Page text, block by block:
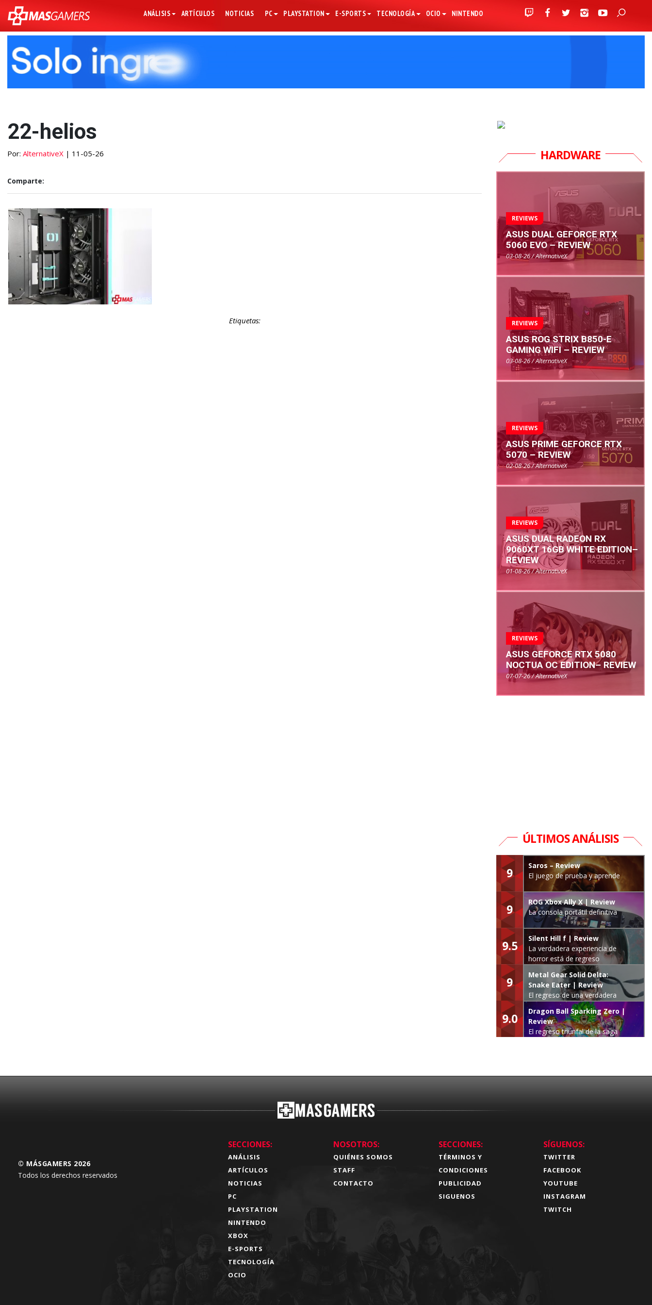
ANÁLISIS ARTÍCULOS NOTICIAS PC PLAYSTATION E-SPORTS TECNOLOGÍA OCIO NINTENDO
22-helios
Por: AlternativeX | 11-05-26
Comparte:
Etiquetas:
HARDWARE
REVIEWS
ASUS DUAL GEFORCE RTX
5060 EVO – REVIEW
03-08-26 / AlternativeX
REVIEWS
ASUS ROG STRIX B850-E
GAMING WIFI – REVIEW
03-08-26 / AlternativeX
REVIEWS
ASUS PRIME GEFORCE RTX
5070 – REVIEW
02-08-26 / AlternativeX
REVIEWS
ASUS DUAL RADEON RX
9060XT 16GB WHITE EDITION–
REVIEW
01-08-26 / AlternativeX
REVIEWS
ASUS GEFORCE RTX 5080
NOCTUA OC EDITION– REVIEW
07-07-26 / AlternativeX
ÚLTIMOS ANÁLISIS
9
Saros – Review
El juego de prueba y aprende
9
ROG Xbox Ally X | Review
La consola portátil definitiva
9.5
Silent Hill f | Review
La verdadera experiencia de
horror está de regreso
9
Metal Gear Solid Delta:
Snake Eater | Review
El regreso de una verdadera
leyenda
9.0
Dragon Ball Sparking Zero |
Review
El regreso triunfal de la saga
© MÁSGAMERS 2026
Todos los derechos reservados
SECCIONES:
ANÁLISIS
ARTÍCULOS
NOTICIAS
PC
PLAYSTATION
NINTENDO
XBOX
E-SPORTS
TECNOLOGÍA
OCIO
NOSOTROS:
QUIÉNES SOMOS
STAFF
CONTACTO
SECCIONES:
TÉRMINOS Y
CONDICIONES
PUBLICIDAD
SIGUENOS
SÍGUENOS:
TWITTER
FACEBOOK
YOUTUBE
INSTAGRAM
TWITCH